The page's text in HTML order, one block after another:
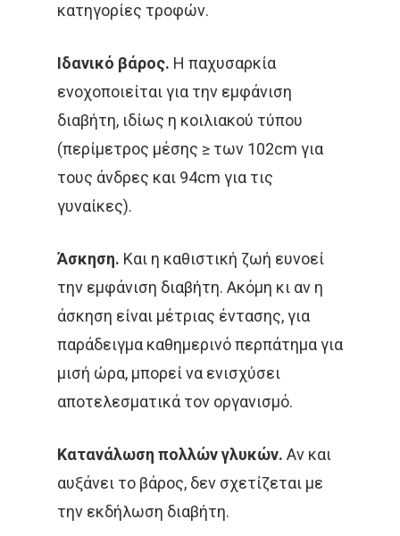
κατηγορίες τροφών.
Ιδανικό βάρος. Η παχυσαρκία
ενοχοποιείται για την εμφάνιση
διαβήτη, ιδίως η κοιλιακού τύπου
(περίμετρος μέσης ≥ των 102cm για
τους άνδρες και 94cm για τις
γυναίκες).
Άσκηση. Και η καθιστική ζωή ευνοεί
την εμφάνιση διαβήτη. Ακόμη κι αν η
άσκηση είναι μέτριας έντασης, για
παράδειγμα καθημερινό περπάτημα για
μισή ώρα, μπορεί να ενισχύσει
αποτελεσματικά τον οργανισμό.
Κατανάλωση πολλών γλυκών. Αν και
αυξάνει το βάρος, δεν σχετίζεται με
την εκδήλωση διαβήτη.
ΚΑΡΚΊΝΟΣ ΤΟΥ
ΚΑΡΚΊΝΟΣ ΤΟΥ ΠΑΧΈΟΣ
ΚΑΡΚΊΝΟΣ ΤΟΥ
ΟΓΚΟΛΌΓΟΣ
ΠΌΝΟΣ ΤΕΣΤ ΠΑΠ
ΤΡΊΤΗ ΗΛΙΚΊΑ